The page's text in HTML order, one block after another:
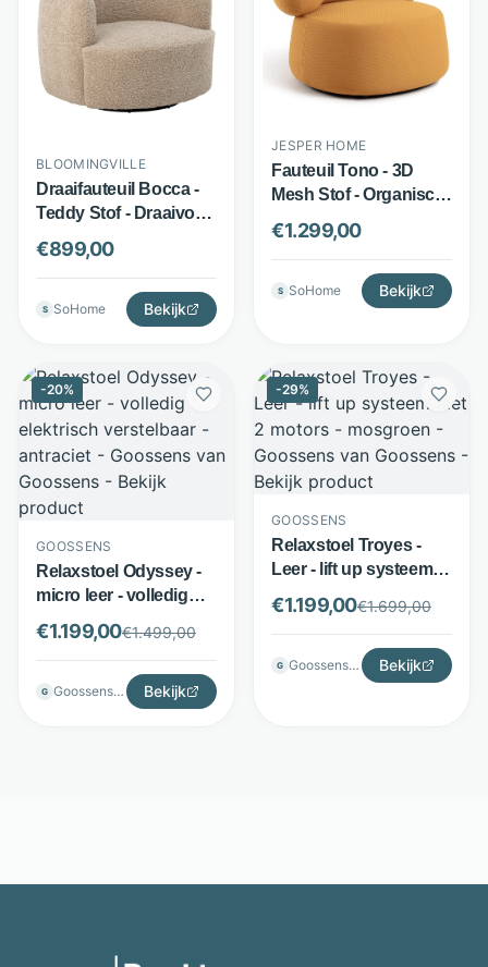
BLOOMINGVILLE
Draaifauteuil Bocca -
Teddy Stof - Draaivoet
- Beige - Bloomingville
€899,00
S SoHome Bekijk
JESPER HOME
Fauteuil Tono - 3D
Mesh Stof - Organisch
Design - Funny Yellow
- Jesper Home
€1.299,00
S SoHome Bekijk
-20%
GOOSSENS
Relaxstoel Odyssey -
micro leer - volledig
elektrisch verstelbaar -
antraciet - Goossens
€1.199,00€1.499,00
G Goossenswonen Bekijk
-29%
GOOSSENS
Relaxstoel Troyes -
Leer - lift up systeem
met 2 motors -
mosgroen - Goossens
€1.199,00€1.699,00
G Goossenswonen Bekijk